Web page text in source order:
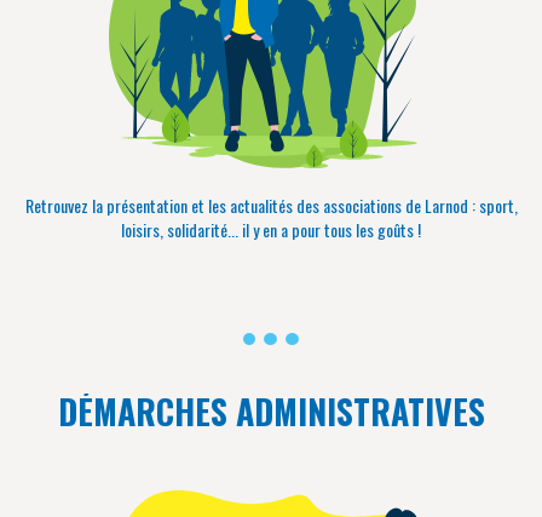
Retrouvez la présentation et les actualités des associations de Larnod : sport,
loisirs, solidarité... il y en a pour tous les goûts !
DÉMARCHES ADMINISTRATIVES